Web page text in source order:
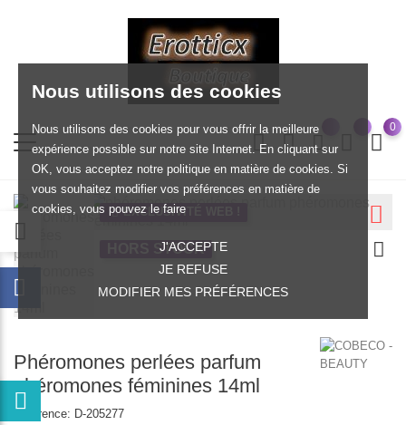
Nous utilisons des cookies
Nous utilisons des cookies pour vous offrir la meilleure
expérience possible sur notre site Internet. En cliquant sur
OK, vous acceptez notre politique en matière de cookies. Si
vous souhaitez modifier vos préférences en matière de
cookies, vous pouvez le faire
J'ACCEPTE
JE REFUSE
MODIFIER MES PRÉFÉRENCES
0
EXCLUSIVITÉ WEB !
HORS STOCK
Phéromones perlées parfum
phéromones féminines 14ml
Reference: D-205277